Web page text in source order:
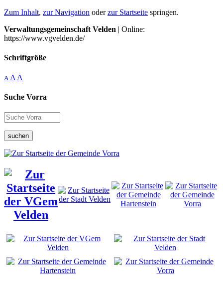
Zum Inhalt, zur Navigation oderzur Startseite springen.
Verwaltungsgemeinschaft Velden | Online:
https://www.vgvelden.de/
Schriftgröße
A A A
Suche Vorra
suchen